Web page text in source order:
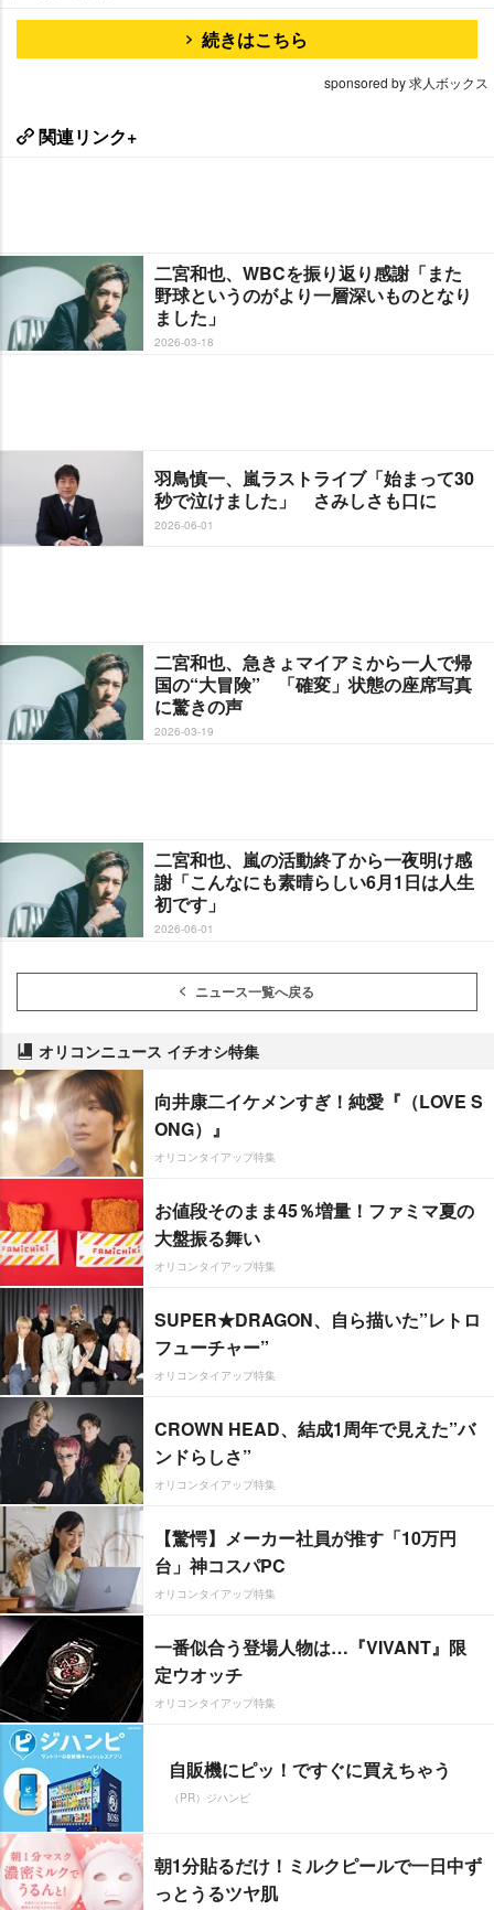
続きはこちら
sponsored by 求人ボックス
関連リンク+
二宮和也、WBCを振り返り感謝「また
野球というのがより一層深いものとなり
ました」
2026-03-18
羽鳥慎一、嵐ラストライブ「始まって30
秒で泣けました」 さみしさも口に
2026-06-01
二宮和也、急きょマイアミから一人で帰
国の“大冒険” 「確変」状態の座席写真
に驚きの声
2026-03-19
二宮和也、嵐の活動終了から一夜明け感
謝「こんなにも素晴らしい6月1日は人生
初です」
2026-06-01
ニュース一覧へ戻る
オリコンニュース イチオシ特集
向井康二イケメンすぎ！純愛『（LOVE S
ONG）』
オリコンタイアップ特集
お値段そのまま45％増量！ファミマ夏の
大盤振る舞い
オリコンタイアップ特集
SUPER★DRAGON、自ら描いた”レトロ
フューチャー”
オリコンタイアップ特集
CROWN HEAD、結成1周年で見えた”バ
ンドらしさ”
オリコンタイアップ特集
【驚愕】メーカー社員が推す「10万円
台」神コスパPC
オリコンタイアップ特集
一番似合う登場人物は…『VIVANT』限
定ウオッチ
オリコンタイアップ特集
自販機にピッ！ですぐに買えちゃう
（PR）ジハンピ
朝1分貼るだけ！ミルクピールで一日中ず
っとうるツヤ肌